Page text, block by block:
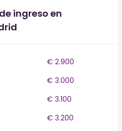
ingreso en
€ 2.900
€ 3.000
€ 3.100
€ 3.200